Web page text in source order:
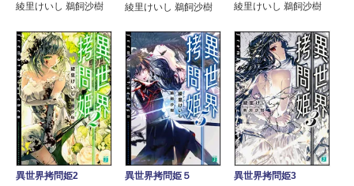
綾里けいし 鵜飼沙樹
綾里けいし 鵜飼沙樹
綾里けいし 鵜飼沙樹
異世界拷問姫2
異世界拷問姫５
異世界拷問姫3